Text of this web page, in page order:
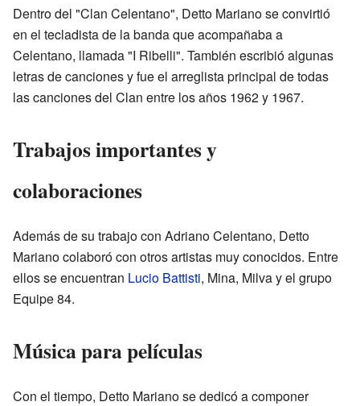
Dentro del "Clan Celentano", Detto Mariano se convirtió
en el tecladista de la banda que acompañaba a
Celentano, llamada "I Ribelli". También escribió algunas
letras de canciones y fue el arreglista principal de todas
las canciones del Clan entre los años 1962 y 1967.
Trabajos importantes y
colaboraciones
Además de su trabajo con Adriano Celentano, Detto
Mariano colaboró con otros artistas muy conocidos. Entre
ellos se encuentran Lucio Battisti, Mina, Milva y el grupo
Equipe 84.
Música para películas
Con el tiempo, Detto Mariano se dedicó a componer